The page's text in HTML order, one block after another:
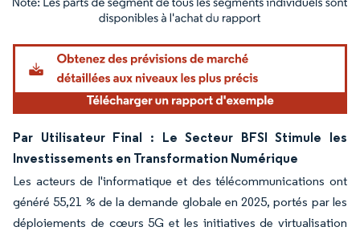
Image © Mordor Intelligence. La réutilisation nécessite une attribution sous CC BY
Par Utilisateur Final : Le Secteur BFSI Stimule les
Investissements en Transformation Numérique
Les acteurs de l'informatique et des télécommunications ont
généré 55,21 % de la demande globale en 2025, portés par les
déploiements de cœurs 5G et les initiatives de virtualisation